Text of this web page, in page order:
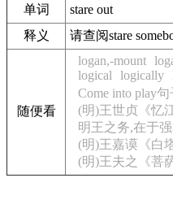
单词
stare out
释义
请查阅stare
随便看
logan,-mount
logical
logically
Come into play句
(明)王世贞《忆
明王之务,在于
(明)王嘉谟《白
(明)王夫之《菩